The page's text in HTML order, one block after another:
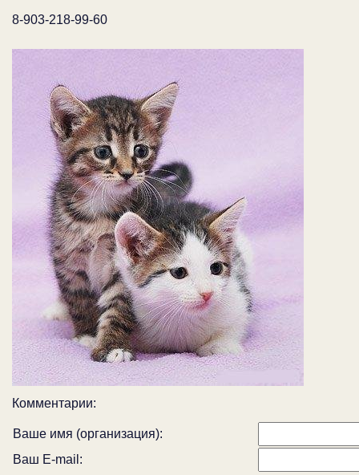
8-903-218-99-60
Комментарии:
Ваше имя (организация):
Ваш E-mail: